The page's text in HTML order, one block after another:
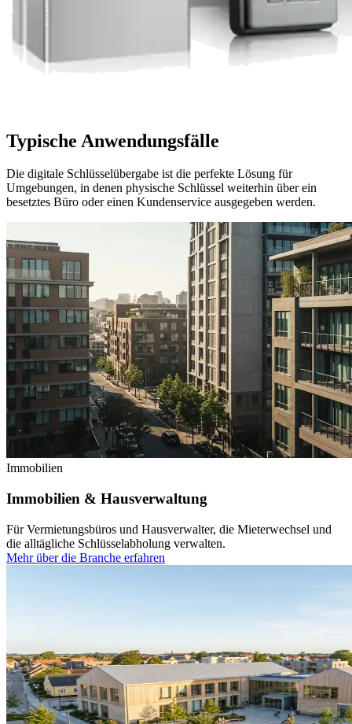
Typische Anwendungsfälle
Die digitale Schlüsselübergabe ist die perfekte Lösung für
Umgebungen, in denen physische Schlüssel weiterhin über ein
besetztes Büro oder einen Kundenservice ausgegeben werden.
Immobilien
Immobilien & Hausverwaltung
Für Vermietungsbüros und Hausverwalter, die Mieterwechsel und
die alltägliche Schlüsselabholung verwalten.
Mehr über die Branche erfahren